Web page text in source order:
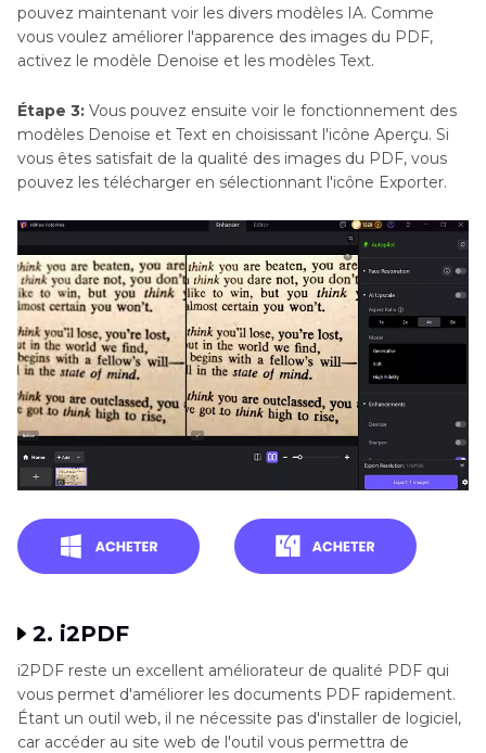
pouvez maintenant voir les divers modèles IA. Comme
vous voulez améliorer l'apparence des images du PDF,
activez le modèle Denoise et les modèles Text.
Étape 3: Vous pouvez ensuite voir le fonctionnement des
modèles Denoise et Text en choisissant l'icône Aperçu. Si
vous êtes satisfait de la qualité des images du PDF, vous
pouvez les télécharger en sélectionnant l'icône Exporter.
2. i2PDF
i2PDF reste un excellent améliorateur de qualité PDF qui
vous permet d'améliorer les documents PDF rapidement.
Étant un outil web, il ne nécessite pas d'installer de logiciel,
car accéder au site web de l'outil vous permettra de